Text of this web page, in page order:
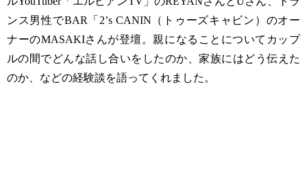
ンス男性でBAR「2’s CANIN（トゥーズキャビン）のオー
ナーのMASAKIさんが登壇。親になることについてカップ
ルの間でどんな話し合いをしたのか、家族にはどう伝えた
のか、などの経験談を語ってくれました。